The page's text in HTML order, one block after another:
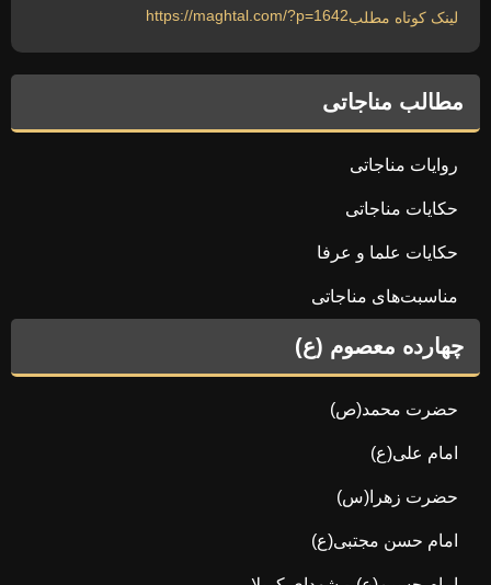
مطالب مناجاتی
روایات مناجاتی
حکایات مناجاتی
حکایات علما و عرفا
مناسبت‌های مناجاتی
چهارده معصوم (ع)
حضرت محمد(ص)
امام علی(ع)
حضرت زهرا(س)
امام حسن مجتبی(ع)
لینک کوتاه مطلبhttps://maghtal.com/?p=1642